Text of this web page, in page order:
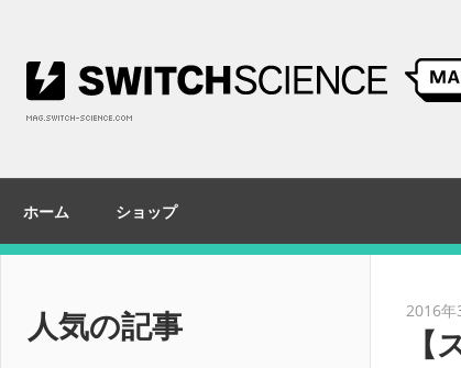
ッ
ホーム ショップ
2016年
人気の記事